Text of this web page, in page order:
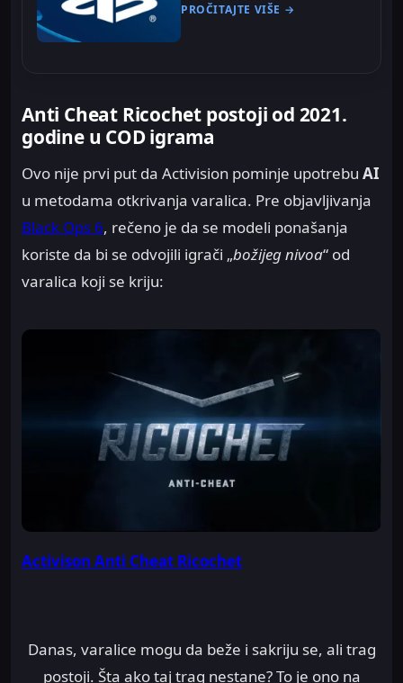
PROČITAJTE VIŠE →
Anti Cheat Ricochet postoji od 2021.
godine u COD igrama
Ovo nije prvi put da Activision pominje upotrebu AI
u metodama otkrivanja varalica. Pre objavljivanja
Black Ops 6, rečeno je da se modeli ponašanja
koriste da bi se odvojili igrači „božijeg nivoa“ od
varalica koji se kriju:
Activison Anti Cheat Ricochet
Danas, varalice mogu da beže i sakriju se, ali trag
postoji. Šta ako taj trag nestane? To je ono na